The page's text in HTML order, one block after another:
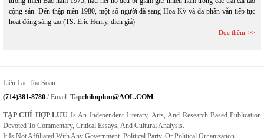
cộng sản. Đến thập niên 1980, một số người đã sang Hoa Kỳ và đa phần vẫn tiếp tục
hoạt động sáng tạo.(TS. Eric Henry, dịch giả)
Đọc thêm
Liên Lạc Tòa Soạn:
(714)381-8780 / Email: TapcHihopluu@AOL.COM
TẠP CHÍ HỢP LƯU Is An Independent Literary, Arts, And Research-Based Publication
Devoted To Commentary, Critical Essays, And Cultural Analysis.
It Is Not Affiliated With Any Government, Political Party, Or Political Organization.